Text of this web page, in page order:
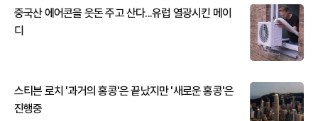
중국산 에어콘을 웃돈 주고 산다...유럽 열광시킨 메이
디
스티븐 로치 '과거의 홍콩'은 끝났지만 '새로운 홍콩'은
진행중